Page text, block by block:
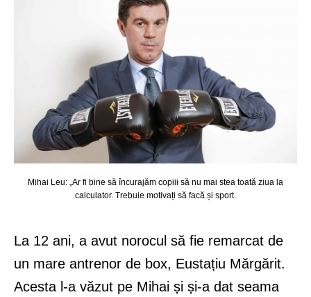
Mihai Leu: „Ar fi bine să încurajăm copiii să nu mai stea toată ziua la
calculator. Trebuie motivați să facă și sport.
La 12 ani, a avut norocul să fie remarcat de
un mare antrenor de box, Eustațiu Mărgărit.
Acesta l-a văzut pe Mihai și și-a dat seama